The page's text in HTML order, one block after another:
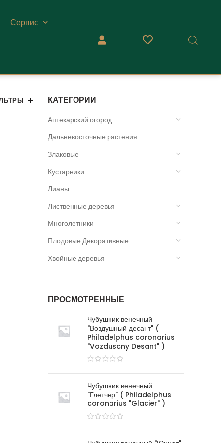
Сервис
КАТЕГОРИИ
Аптекарский огород
Дальневосточные растения
Злаковые
Кустарники
Лианы
Лиственные деревья
Многолетники
Плодовые Декоративные
Хвойные деревья
ПРОСМОТРЕННЫЕ
Чубушник венечный
"Воздушный десант" (
Philadelphus coronarius
"Vozduscny Desant" )
Чубушник венечный
"Глетчер" ( Philadelphus
coronarius "Glacier" )